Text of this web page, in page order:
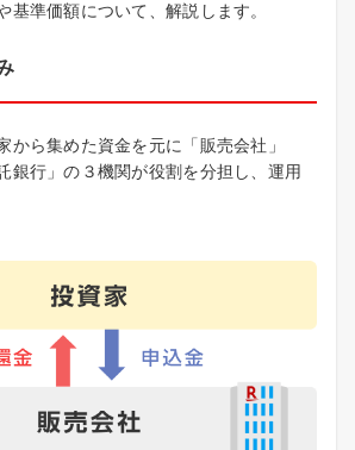
基準価額について、解説します。
から集めた資金を元に「販売会社」
銀行」の３機関が役割を分担し、運用